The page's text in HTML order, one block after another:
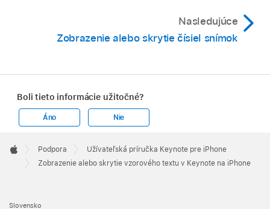
Nasledujúce
Zobrazenie alebo skrytie čísiel snímok
Boli tieto informácie užitočné?
Áno Nie
Footer

Apple
Podpora
Užívateľská príručka Keynote pre iPhone
Zobrazenie alebo skrytie vzorového textu v Keynote na iPhone
Slovensko